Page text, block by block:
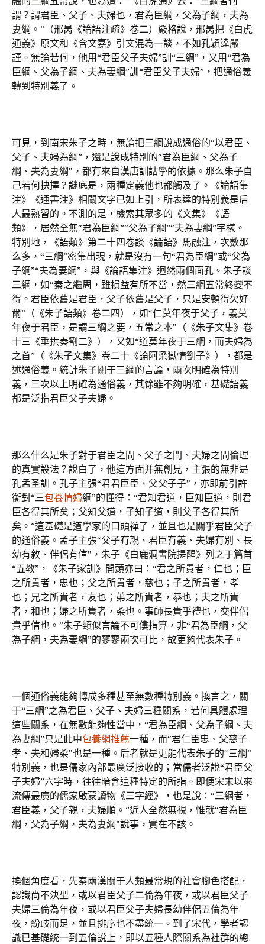
謂？謂君臣、父子、夫婦也，君為臣綱，父為子綱，夫為
妻綱。”（邢昺《論語注疏》卷二）嚴格說，邢昺把《白虎
通義》原文和《含文嘉》引文混為一談，不如孔穎達嚴
謹。無論若何，他用“君臣父子夫婦”訓“三綱”，又用“君為
臣綱、父為子綱、夫為妻綱”訓“君臣父子夫婦”，把通俗義
轉到特別義了。
可見，到南宋朱子之時，無論把三綱說成通俗的“以君臣、
父子、夫婦為綱”，還是說成特別的“君為臣綱、父為子
綱、夫為妻綱”，都有來自漢唐訓詁學的依據。那么朱子自
己若何抉擇？謎底是，兩種定義他也都觸及了。《論語集
注》《通書注》相關文字已如上引，所表達的特別義是后
人最熟習的。不測的是，檢索其眾多的《文集》《語
類》，居然全無“君為臣綱”“父為子綱”“夫為妻綱”字樣。
特別地，《語類》第二十四卷談《論語》馬融注，次數那
么多，“三綱”密集出現，就是沒有一句“君為臣綱”或“父為
子綱”“夫為妻綱”，與《論語集注》迥然兩個面孔。朱子談
三綱，如“秦之繼周，雖損益有所不當，然三綱五常終變不
得。君臣依舊是君臣，父子依舊是父子，只是安頓得欠好
爾”（《朱子語類》卷二四），如“仁莫年夜于父子，義莫
年夜于君臣，是謂三綱之要，五常之本”（《朱子文集》卷
十三《垂拱奏劄二》），又如“道莫年夜于三綱，而夫婦為
之首”（《朱子文集》卷二十《論阿梁獄情劄子》），都是
述通俗義。統計朱子關于三綱的言論，兩次明確為特別
義，三次以上明確為通俗義，其馀雖不夠明確，基礎語義
都是泛指君臣父子夫婦。
那么什么是朱子對于君臣之間、父子之間、夫婦之間倫理
的真實設法？說白了，他這方面并無創見，主張的無非是
孔孟圣訓。孔子主張“君君臣臣、父父子子”，亦即前引許
衡對“三包養情婦綱”的懂得：“君知君道，臣知臣道，則君
臣各得其所矣；父知父道，子知子道，則父子各得其所
矣。”這基礎是道學家的口頭禪了，並且也是關乎君臣父子
的通俗義。孟子主張“父子有親、君臣有義、夫婦有別、長
幼有敘、伴侶有信”，朱子《白鹿洞書院提醒》列之于篇首
“五教”，《朱子家訓》開頭亦曰：“君之所貴者，仁也；臣
之所貴者，忠也；父之所貴者，慈也；子之所貴者，孝
也；兄之所貴者，友也；弟之所貴者，恭也；夫之所貴
者，和也；婦之所貴者，柔也。事師長貴乎禮也，交伴侶
貴乎信也。”朱子類似言論不可僂指算，非“君為臣綱，父
為子綱，夫為妻綱”的寥寥兩次可比，故更夠代表朱子。
一個通俗義能夠轉成多種甚至無數種特別義。換言之，關
于“三綱”之為君臣、父子、夫婦三種關系，若何具體處理
這些關系，在無數能夠性當中，“君為臣綱、父為子綱、夫
為妻綱”只是此中包養網推薦一種，而“君仁臣忠、父慈子
孝、夫和婦柔”也是一種。后者就是更能代表朱子的“三綱”
特別義，也是儒家內部最廣泛接收的；當儒者泛說“君臣父
子夫婦”六字時，往往暗含這種特定的所指。即便宋末以來
流傳最廣的儒家啟蒙讀物《三字經》，也是說：“三綱者，
君臣義，父子親，夫婦順。”近人全然無視，惟就“君為臣
綱，父為子綱，夫為妻綱”說事，實在不該。
換個角度看，先秦兩漢關于人類最常規的社會腳色搭配，
認識尚不決型，或以君臣父子二倫為年夜，或以君臣父子
夫婦三倫為年夜，或以君臣父子夫婦長幼伴侶五倫為年
夜，紛歧而足，並且排序也不盡統一。到了宋代，學者認
識已基礎統一到五倫說上，即以五種人際關系為社群的總